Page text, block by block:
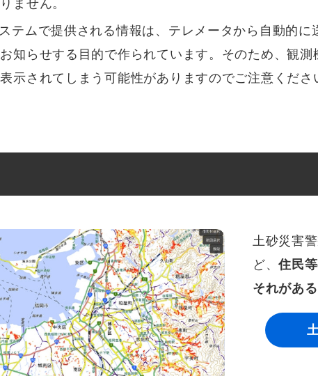
ません。
テムで提供される情報は、テレメータから自動的に
知らせする目的で作られています。そのため、観
示されてしまう可能性がありますのでご注意くださ
土砂災害
ど、住民
それがあ